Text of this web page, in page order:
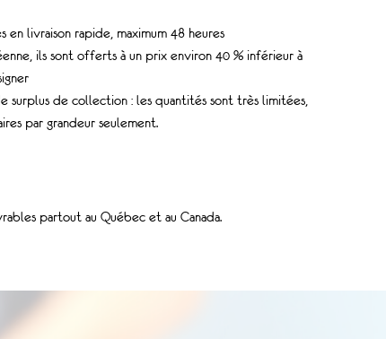
en livraison rapide, maximum 48 heures
ils sont offerts à un prix environ 40 % inférieur à
surplus de collection : les quantités sont très limitées,
par grandeur seulement.
partout au Québec et au Canada.